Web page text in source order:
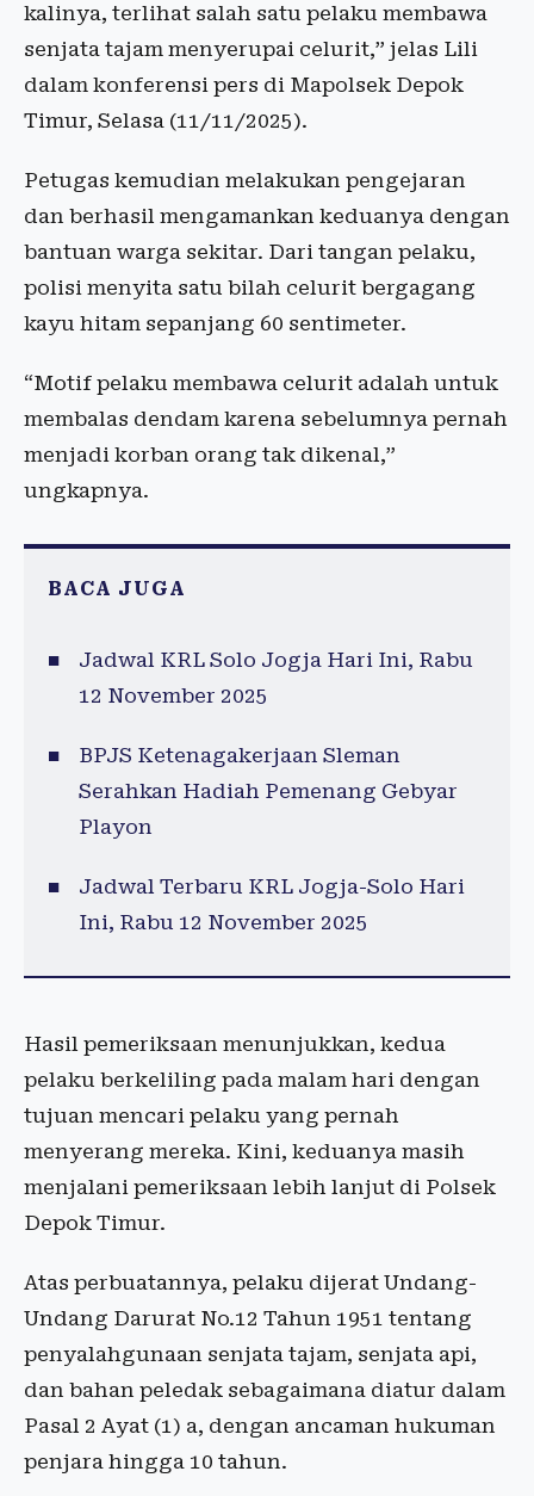
kalinya, terlihat salah satu pelaku membawa
senjata tajam menyerupai celurit,” jelas Lili
dalam konferensi pers di Mapolsek Depok
Timur, Selasa (11/11/2025).
Petugas kemudian melakukan pengejaran
dan berhasil mengamankan keduanya dengan
bantuan warga sekitar. Dari tangan pelaku,
polisi menyita satu bilah celurit bergagang
kayu hitam sepanjang 60 sentimeter.
“Motif pelaku membawa celurit adalah untuk
membalas dendam karena sebelumnya pernah
menjadi korban orang tak dikenal,”
ungkapnya.
BACA JUGA
Jadwal KRL Solo Jogja Hari Ini, Rabu
12 November 2025
BPJS Ketenagakerjaan Sleman
Serahkan Hadiah Pemenang Gebyar
Playon
Jadwal Terbaru KRL Jogja-Solo Hari
Ini, Rabu 12 November 2025
Hasil pemeriksaan menunjukkan, kedua
pelaku berkeliling pada malam hari dengan
tujuan mencari pelaku yang pernah
menyerang mereka. Kini, keduanya masih
menjalani pemeriksaan lebih lanjut di Polsek
Depok Timur.
Atas perbuatannya, pelaku dijerat Undang-
Undang Darurat No.12 Tahun 1951 tentang
penyalahgunaan senjata tajam, senjata api,
dan bahan peledak sebagaimana diatur dalam
Pasal 2 Ayat (1) a, dengan ancaman hukuman
penjara hingga 10 tahun.